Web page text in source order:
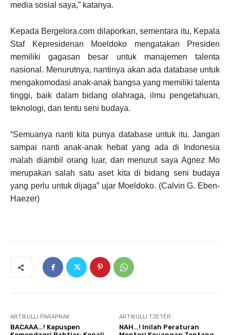
media sosial saya,” katanya.
Kepada Bergelora.com dilaporkan, sementara itu, Kepala
Staf Kepresidenan Moeldoko mengatakan Presiden
memiliki gagasan besar untuk manajemen talenta
nasional. Menurutnya, nantinya akan ada database untuk
mengakomodasi anak-anak bangsa yang memiliki talenta
tinggi, baik dalam bidang olahraga, ilmu pengetahuan,
teknologi, dan tentu seni budaya.
“Semuanya nanti kita punya database untuk itu. Jangan
sampai nanti anak-anak hebat yang ada di Indonesia
malah diambil orang luar, dan menurut saya Agnez Mo
merupakan salah satu aset kita di bidang seni budaya
yang perlu untuk dijaga” ujar Moeldoko. (Calvin G. Eben-
Haezer)
ARTIKULLI PARAPRAK
BACAAA…! Kapuspen
ARTIKULLI TJETËR
NAH…! Inilah Peraturan